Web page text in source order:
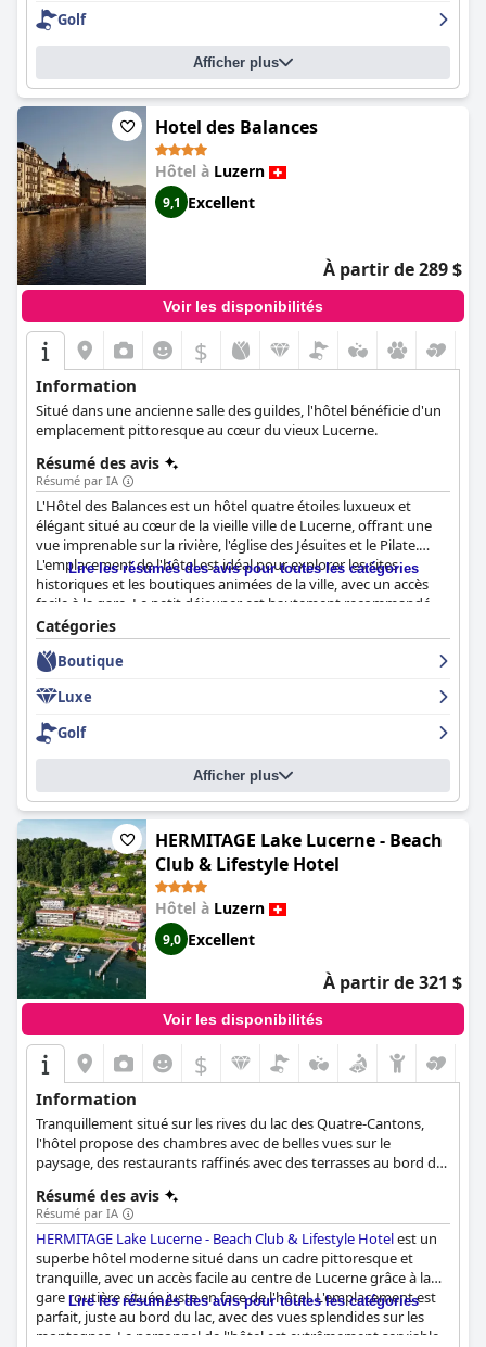
l'ensemble, le
incontournable pour tous ceux qui souhaitent passer un séjour
luxueux et historique à Lucerne.
Golf
Afficher plus
Hotel des Balances
Hôtel à Luzern
9,1 Excellent
À partir de 289 $
Voir les disponibilités
$
Information
Situé dans une ancienne salle des guildes, l'hôtel bénéficie d'un
emplacement pittoresque au cœur du vieux Lucerne.
Résumé des avis
Résumé par IA
L'Hôtel des Balances est un hôtel quatre étoiles luxueux et
élégant situé au cœur de la vieille ville de Lucerne, offrant une
vue imprenable sur la rivière, l'église des Jésuites et le Pilate.
L'emplacement de l'hôtel est idéal pour explorer les sites
historiques et les boutiques animées de la ville, avec un accès
facile à la gare. Le petit déjeuner est hautement recommandé
par les clients, avec une excellente cuisine de qualité étoilée au
Michelin et des vues panoramiques sur la rivière. Les chambres
sont bien aménagées, propres et confortables, et certaines
est d'une propreté étincelante et impeccablement entretenu,
avec un personnel exceptionnel offrant un excellent service. Les
lits sont généralement confortables et les oreillers sont grands,
doux et de bonne qualité. L'Hôtel des Balances est un lieu de
séjour vraiment luxueux qui vous donnera l'impression d'être
un membre de la famille royale, avec un service de premier
ordre comparable à celui d'un hôtel 5 étoiles. Malgré son prix
élevé, les clients s'accordent à dire qu'il en vaut la peine. Dans
l'ensemble, l'Hôtel des Balances est un hôtel magnifiquement
luxueux qui vaut la peine d'être visité.
Lire les résumés des avis pour toutes les catégories
Catégories
Boutique
Luxe
Golf
Afficher plus
HERMITAGE Lake Lucerne - Beach
Club & Lifestyle Hotel
Hôtel à Luzern
9,0 Excellent
À partir de 321 $
Voir les disponibilités
$
Information
Tranquillement situé sur les rives du lac des Quatre-Cantons,
l'hôtel propose des chambres avec de belles vues sur le
paysage, des restaurants raffinés avec des terrasses au bord du
Résumé des avis
Résumé par IA
HERMITAGE Lake Lucerne - Beach Club & Lifestyle Hotelest un
superbe hôtel moderne situé dans un cadre pittoresque et
tranquille, avec un accès facile au centre de Lucerne grâce à la
gare routière située juste en face de l'hôtel. L'emplacement est
parfait, juste au bord du lac, avec des vues splendides sur les
montagnes. Le personnel de l'hôtel est extrêmement serviable
Lire les résumés des avis pour toutes les catégories